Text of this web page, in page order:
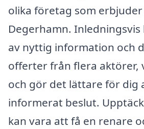
olika företag som
Degerhamn. Inledningsvis
av nyttig information och
offerter från flera aktörer,
och gör det lättare för dig
informerat beslut.
kan vara att få en renare